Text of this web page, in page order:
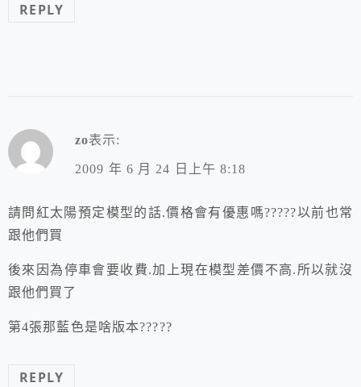
REPLY
zo表示:
2009 年 6 月 24 日上午 8:18
請問紅太陽預定模型的話.價格會有優惠嗎?????以前也常
跟他們買
後來因為停車會要收費.加上現在模型差價不高.所以就沒
跟他們買了
第4張那藍色是啥版本?????
REPLY